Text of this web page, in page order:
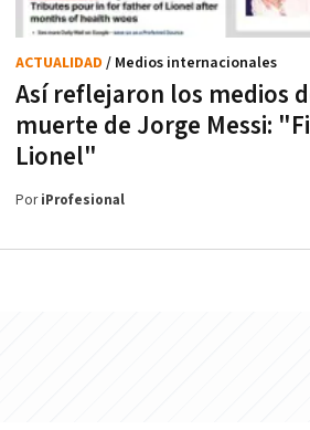
Así reflejaron los medios
muerte de Jorge Messi:
Lionel"
ACTUALIDAD / Medios internacionales
PoriProfesional